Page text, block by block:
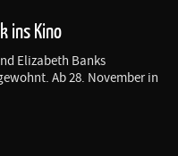
ins Kino
Elizabeth Banks
Ab 28. November in